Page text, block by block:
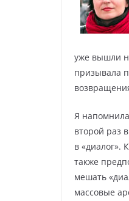
уже вышли
призывала
Я
второй раз
в «диалог».
также
мешать
массовые